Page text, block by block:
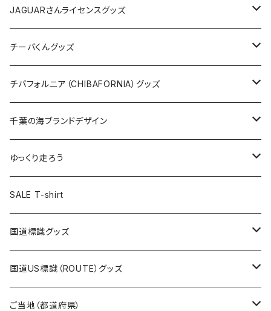
ホテルキーホルダー
ホテルキーホルダー
クリアファイル
Tシャツ
キャップ
トートバッグ
ランチバッグ
エコバッグ
バッグ
ステッカー
缶バッジ
キーホルダー
クリアファイル
キャップ
バッグ
ステッカー
缶バッジ
キーホルダー
クリアファイル
ステッカー
ステッカー
ステッカー大
缶バッジ
缶バッジ32mm
缶バッジ54mm
エコバッグ
JAGUARさんコラボグッズ
Tシャツ
ステッカー
サコッシュ
ホテルキーホルダー
モーテルキーホルダー
トートバッグ
JAGUARさんライセンスグッズ
Tシャツ
ステッカー
缶バッジ
クリアファイル
マスク
エコバッグ
千葉ロッテマリーンズコラボ
チーバくんグッズ
Tシャツ
キャップ
エコバッグ
ステッカー
モーテルキーホルダー
ホテルキーホルダー
トートバッグ
チバフォルニア（CHIBAFORNIA）グッズ
Tシャツ
キャップ
ステッカー
ホテルキーホルダー
千葉の海ブランドデザイン
Tシャツ
キャップ
ステッカー
ゆっくり走ろう
Tシャツ
ステッカー
ホテルキーホルダー
SALE T-shirt
国道標識グッズ
ステッカー
国道0～99号線
Tシャツ
国道US標識（ROUTE）グッズ
ステッカー
ご当地（都道府県）